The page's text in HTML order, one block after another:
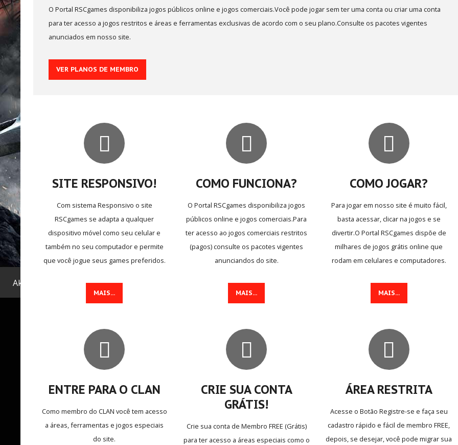
Ação
Esporte
Multijogadores
Aventura
ESCOLHA SEU PAÍS
O Portal RSCgames disponibiliza jogos públicos online e jogos comerciais.Você pode jogar sem ter uma conta ou criar uma conta
para ter acesso a jogos restritos e áreas e ferramentas exclusivas de acordo com o seu plano.Consulte os pacotes vigentes
anunciados em nosso site.
VER PLANOS DE MEMBRO
SITE RESPONSIVO!
Com sistema Responsivo o site
RSCgames se adapta a qualquer
dispositivo móvel como seu celular e
também no seu computador e permite
que você jogue seus games preferidos.
MAIS...
COMO FUNCIONA?
O Portal RSCgames disponibiliza jogos
públicos online e jogos comerciais.Para
ter acesso ao jogos comerciais restritos
(pagos) consulte os pacotes vigentes
anunciandos do site.
MAIS...
COMO JOGAR?
Para jogar em nosso site é muito fácil,
basta acessar, clicar na jogos e se
divertir.O Portal RSCgames dispõe de
milhares de jogos grátis online que
rodam em celulares e computadores.
MAIS...
ENTRE PARA O CLAN
Como membro do CLAN você tem acesso
a áreas, ferramentas e jogos especiais
do site.
CRIE SUA CONTA
GRÁTIS!
Crie sua conta de Membro FREE (Grátis)
para ter acesso a áreas especiais como o
ÁREA RESTRITA
Acesse o Botão Registre-se e faça seu
cadastro rápido e fácil de membro FREE,
depois, se desejar, você pode migrar sua
Aktuelle Seite: Home . Sobre
NEWSLETTER
Assine nossa newsletter e receba notificações
ASSINAR
JUNTE-SE
Crie sua conta
Seja voluntário
Envie Iframe
INFO& SUPORTE
Quem somos
Contato
Pesquisar no site
Notícias